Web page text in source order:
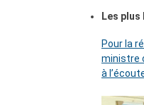
Les plus
Pour la
ministre
à